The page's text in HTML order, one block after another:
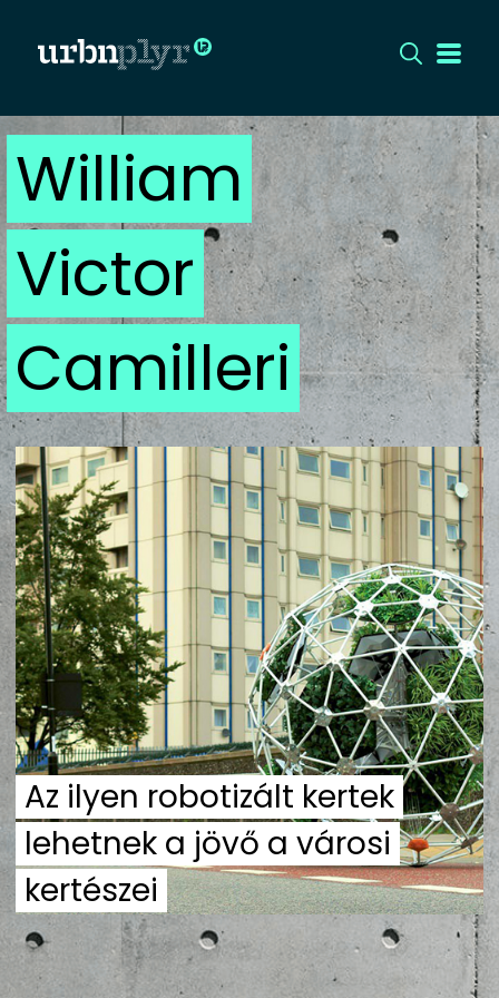
CÍMLAP
DIZÁJN
DIVAT
HIP
KULT
UTCA
ZENE
MÉDIAAJÁNLAT
IMPRESSZUM
PR-ARCHÍVUM
ADATKEZELÉSI TÁJÉKOZTATÓ
William
Victor
Camilleri
Az ilyen robotizált kertek
lehetnek a jövő a városi
kertészei